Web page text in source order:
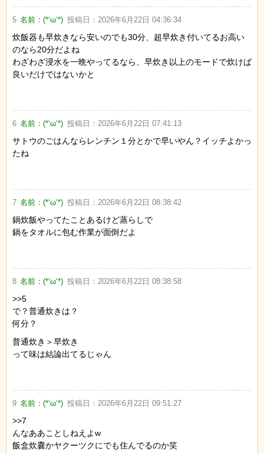
5 名前：(*‘ω‘*) 投稿日： 2026年6月22日 04:36:34
炊飯器も早炊きなら安いのでも30分、超早炊き付いてるお高い
のなら20分だよね
わざわざ浸水を一晩やってるなら、早炊き以上のモードで炊けば
良いだけではないかと
6 名前：(*‘ω‘*) 投稿日： 2026年6月22日 07:41:13
サトウのごはんならレンチン１分とかで早いやん？イッチよかっ
たね
7 名前：(*‘ω‘*) 投稿日： 2026年6月22日 08:38:42
鍋炊飯やってたことあるけど蒸らしで
鍋をタオルに包む作業が面倒だよ
8 名前：(*‘ω‘*) 投稿日： 2026年6月22日 08:38:58
>>5
で？普通炊きは？
何分？
普通炊き＞早炊き
って味は結論出てるじゃん
9 名前：(*‘ω‘*) 投稿日： 2026年6月22日 09:51:27
>>7
んなああことしねえよw
飯盒炊爨かヤクーツクにでも住んでるのか笑